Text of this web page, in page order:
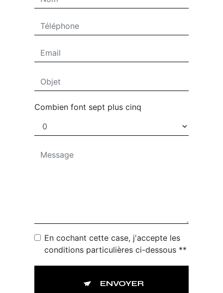
Combien font sept plus cinq
En cochant cette case, j'accepte les
conditions particulières ci-dessous **
ENVOYER